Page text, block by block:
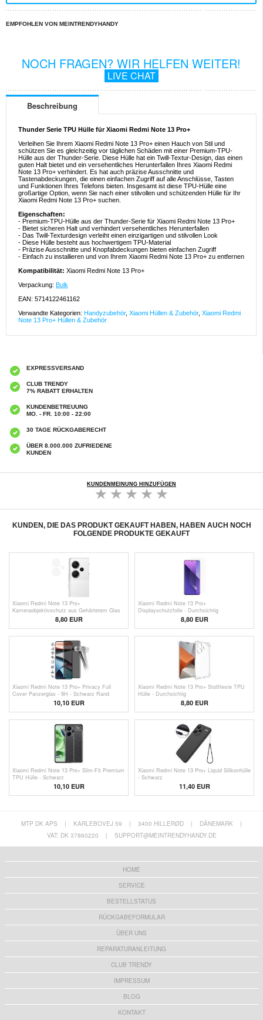
EMPFOHLEN VON MEINTRENDYHANDY
NOCH FRAGEN? WIR HELFEN WEITER!
LIVE CHAT
Beschreibung
Thunder Serie TPU Hülle für Xiaomi Redmi Note 13 Pro+
Verleihen Sie Ihrem Xiaomi Redmi Note 13 Pro+ einen Hauch von Stil und
schützen Sie es gleichzeitig vor täglichen Schäden mit einer Premium-TPU-
Hülle aus der Thunder-Serie. Diese Hülle hat ein Twill-Textur-Design, das einen
guten Halt bietet und ein versehentliches Herunterfallen Ihres Xiaomi Redmi
Note 13 Pro+ verhindert. Es hat auch präzise Ausschnitte und
Tastenabdeckungen, die einen einfachen Zugriff auf alle Anschlüsse, Tasten
und Funktionen Ihres Telefons bieten. Insgesamt ist diese TPU-Hülle eine
großartige Option, wenn Sie nach einer stilvollen und schützenden Hülle für Ihr
Xiaomi Redmi Note 13 Pro+ suchen.
Eigenschaften:
- Premium-TPU-Hülle aus der Thunder-Serie für Xiaomi Redmi Note 13 Pro+
- Bietet sicheren Halt und verhindert versehentliches Herunterfallen
- Das Twill-Texturdesign verleiht einen einzigartigen und stilvollen Look
- Diese Hülle besteht aus hochwertigem TPU-Material
- Präzise Ausschnitte und Knopfabdeckungen bieten einfachen Zugriff
- Einfach zu installieren und von Ihrem Xiaomi Redmi Note 13 Pro+ zu entfernen
Kompatibilität: Xiaomi Redmi Note 13 Pro+
Verpackung: Bulk
EAN: 5714122461162
Verwandte Kategorien: Handyzubehör, Xiaomi Hüllen & Zubehör, Xiaomi Redmi
Note 13 Pro+ Hüllen & Zubehör
EXPRESSVERSAND
CLUB TRENDY
7% RABATT ERHALTEN
KUNDENBETREUUNG
MO. - FR. 10:00 - 22:00
30 TAGE RÜCKGABERECHT
ÜBER 8.000.000 ZUFRIEDENE
KUNDEN
KUNDENMEINUNG HINZUFÜGEN
KUNDEN, DIE DAS PRODUKT GEKAUFT HABEN, HABEN AUCH NOCH
FOLGENDE PRODUKTE GEKAUFT
Xiaomi Redmi Note 13 Pro+
Kameraobjektivschutz aus Gehärtetem Glas
8,80 EUR
Xiaomi Redmi Note 13 Pro+
Displayschutzfolie - Durchsichtig
8,80 EUR
Xiaomi Redmi Note 13 Pro+ Privacy Full
Cover Panzerglas - 9H - Schwarz Rand
10,10 EUR
Xiaomi Redmi Note 13 Pro+ Stoßfeste TPU
Hülle - Durchsichtig
8,80 EUR
Xiaomi Redmi Note 13 Pro+ Slim-Fit Premium
TPU Hülle - Schwarz
10,10 EUR
Xiaomi Redmi Note 13 Pro+ Liquid Silikonhülle
- Schwarz
11,40 EUR
MTP DK APS | KARLEBOVEJ 59 | 3400 HILLERØD | DÄNEMARK
|
VAT: DK 37860220
| SUPPORT@MEINTRENDYHANDY.DE
HOME
SERVICE
BESTELLSTATUS
RÜCKGABEFORMULAR
ÜBER UNS
REPARATURANLEITUNG
CLUB TRENDY
IMPRESSUM
BLOG
KONTAKT